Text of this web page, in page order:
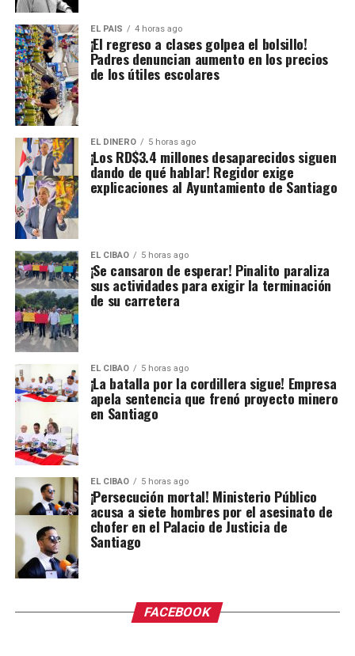
EL PAIS 4 horas ago
¡El regreso a clases golpea el bolsillo!
Padres denuncian aumento en los precios
de los útiles escolares
EL DINERO 5 horas ago
¡Los RD$3.4 millones desaparecidos siguen
dando de qué hablar! Regidor exige
explicaciones al Ayuntamiento de Santiago
EL CIBAO 5 horas ago
¡Se cansaron de esperar! Pinalito paraliza
sus actividades para exigir la terminación
de su carretera
EL CIBAO 5 horas ago
¡La batalla por la cordillera sigue! Empresa
apela sentencia que frenó proyecto minero
en Santiago
EL CIBAO 5 horas ago
¡Persecución mortal! Ministerio Público
acusa a siete hombres por el asesinato de
chofer en el Palacio de Justicia de
Santiago
FACEBOOK